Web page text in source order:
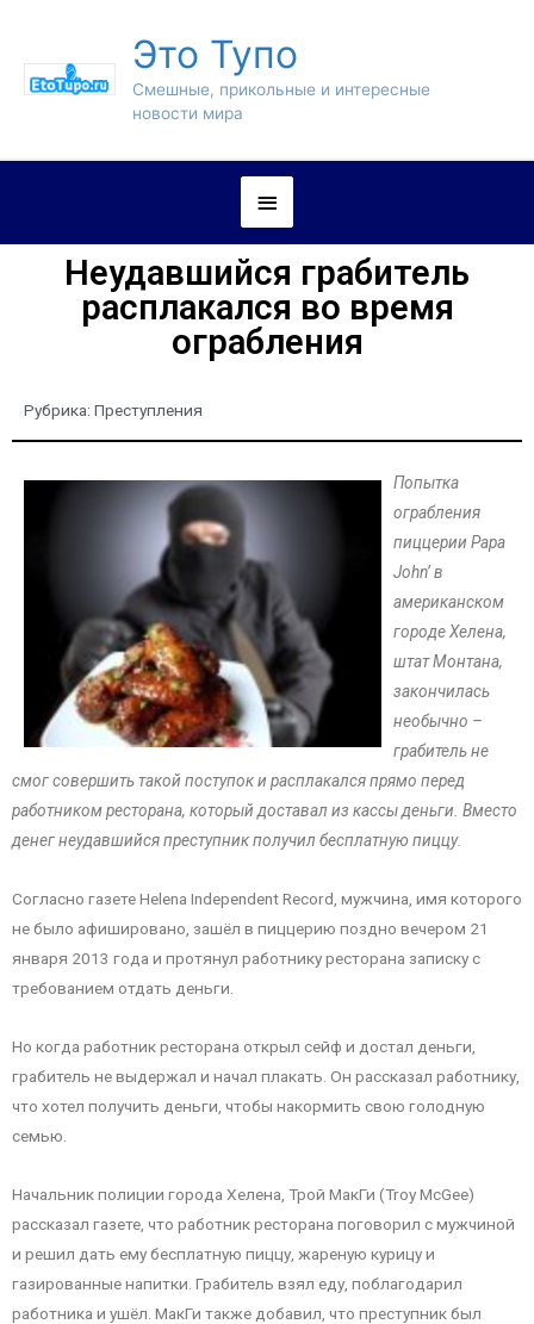
Это Тупо
Смешные, прикольные и интересные
новости мира
Неудавшийся грабитель
расплакался во время
ограбления
Рубрика: Преступления
Попытка
ограбления
пиццерии Papa
John’ в
американском
городе Хелена,
штат Монтана,
закончилась
необычно –
грабитель не
смог совершить такой поступок и расплакался прямо перед
работником ресторана, который доставал из кассы деньги. Вместо
денег неудавшийся преступник получил бесплатную пиццу.
Согласно газете Helena Independent Record, мужчина, имя которого
не было афишировано, зашёл в пиццерию поздно вечером 21
января 2013 года и протянул работнику ресторана записку с
требованием отдать деньги.
Но когда работник ресторана открыл сейф и достал деньги,
грабитель не выдержал и начал плакать. Он рассказал работнику,
что хотел получить деньги, чтобы накормить свою голодную
семью.
Начальник полиции города Хелена, Трой МакГи (Troy McGee)
рассказал газете, что работник ресторана поговорил с мужчиной
и решил дать ему бесплатную пиццу, жареную курицу и
газированные напитки. Грабитель взял еду, поблагодарил
работника и ушёл. МакГи также добавил, что преступник был